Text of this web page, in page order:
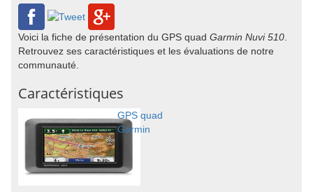
Voici la fiche de présentation du GPS quad Garmin Nuvi 510
Retrouvez ses caractéristiques et les évaluations de notre
communauté.
Caractéristiques
GPS quad
Garmin